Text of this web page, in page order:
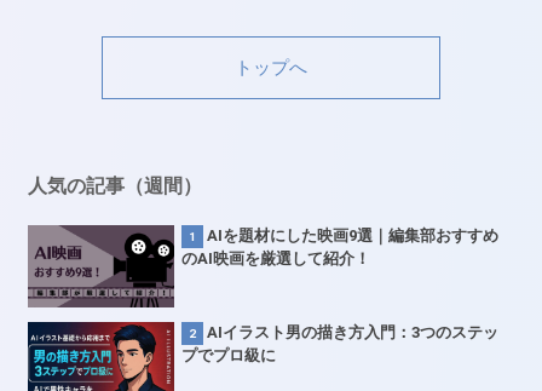
トップへ
人気の記事（週間）
AIを題材にした映画9選｜編集部おすすめ
のAI映画を厳選して紹介！
AIイラスト男の描き方入門：3つのステッ
プでプロ級に